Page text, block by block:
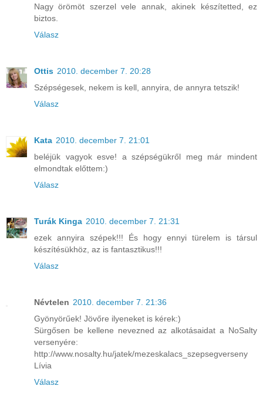
Nagy örömöt szerzel vele annak, akinek készítetted, ez
biztos.
Válasz
Ottis 2010. december 7. 20:28
Szépségesek, nekem is kell, annyira, de annyra tetszik!
Válasz
Kata 2010. december 7. 21:01
beléjük vagyok esve! a szépségükről meg már mindent
elmondtak előttem:)
Válasz
Turák Kinga 2010. december 7. 21:31
ezek annyira szépek!!! És hogy ennyi türelem is társul
készítésükhöz, az is fantasztikus!!!
Válasz
Névtelen 2010. december 7. 21:36
Gyönyörűek! Jövőre ilyeneket is kérek:)
Sürgősen be kellene nevezned az alkotásaidat a NoSalty
versenyére:
http://www.nosalty.hu/jatek/mezeskalacs_szepsegverseny
Lívia
Válasz